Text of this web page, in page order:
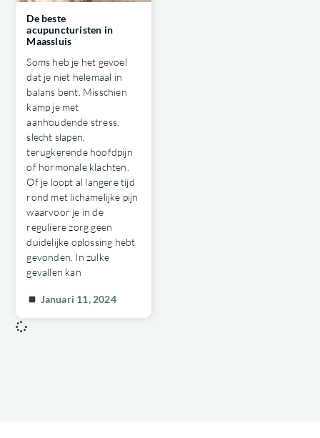
De beste
acupuncturisten in
Maassluis
Soms heb je het gevoel
dat je niet helemaal in
balans bent. Misschien
kamp je met
aanhoudende stress,
slecht slapen,
terugkerende hoofdpijn
of hormonale klachten.
Of je loopt al langere tijd
rond met lichamelijke pijn
waarvoor je in de
reguliere zorg geen
duidelijke oplossing hebt
gevonden. In zulke
gevallen kan
Januari 11, 2024